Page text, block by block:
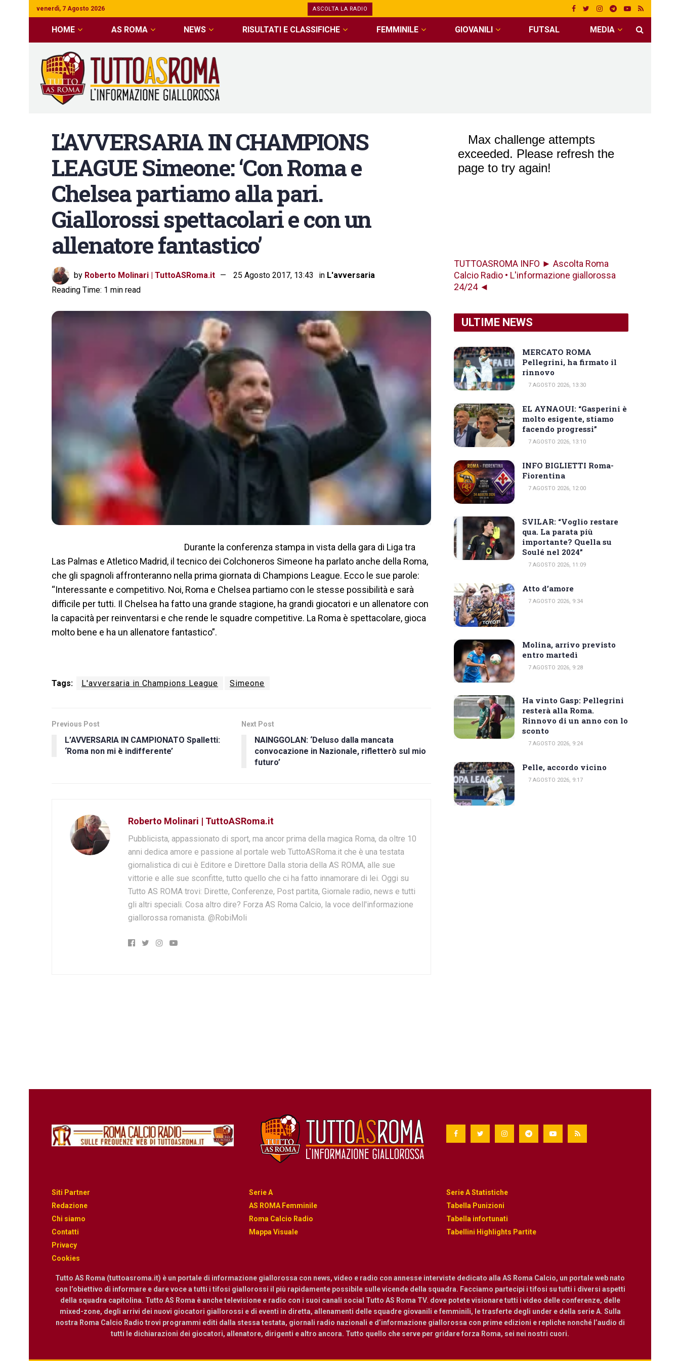
venerdì, 7 Agosto 2026 ASCOLTA LA RADIO
HOME AS ROMA NEWS RISULTATI E CLASSIFICHE FEMMINILE GIOVANILI FUTSAL MEDIA
L’AVVERSARIA IN CHAMPIONS
LEAGUE Simeone: ‘Con Roma e
Chelsea partiamo alla pari.
Giallorossi spettacolari e con un
allenatore fantastico’
by Roberto Molinari | TuttoASRoma.it 25 Agosto 2017, 13:43 in L'avversaria
Reading Time: 1 min read
Durante la conferenza stampa in vista della gara di Liga tra
Las Palmas e Atletico Madrid, il tecnico dei Colchoneros Simeone ha parlato anche della Roma,
che gli spagnoli affronteranno nella prima giornata di Champions League. Ecco le sue parole:
“Interessante e competitivo. Noi, Roma e Chelsea partiamo con le stesse possibilità e sarà
difficile per tutti. Il Chelsea ha fatto una grande stagione, ha grandi giocatori e un allenatore con
la capacità per reinventarsi e che rende le squadre competitive. La Roma è spettacolare, gioca
molto bene e ha un allenatore fantastico”.
Tags: L'avversaria in Champions League Simeone
Previous Post
L’AVVERSARIA IN CAMPIONATO Spalletti:
‘Roma non mi è indifferente’
Next Post
NAINGGOLAN: ‘Deluso dalla mancata
convocazione in Nazionale, rifletterò sul mio
futuro’
Roberto Molinari | TuttoASRoma.it
Pubblicista, appassionato di sport, ma ancor prima della magica Roma, da oltre 10
anni dedica amore e passione al portale web TuttoASRoma.it che è una testata
giornalistica di cui è Editore e Direttore Dalla storia della AS ROMA, alle sue
vittorie e alle sue sconfitte, tutto quello che ci ha fatto innamorare di lei. Oggi su
Tutto AS ROMA trovi: Dirette, Conferenze, Post partita, Giornale radio, news e tutti
gli altri speciali. Cosa altro dire? Forza AS Roma Calcio, la voce dell'informazione
giallorossa romanista. @RobiMoli
TUTTOASROMA INFO ► Ascolta Roma
Calcio Radio • L'informazione giallorossa
24/24 ◄
ULTIME NEWS
MERCATO ROMA
Pellegrini, ha firmato il
rinnovo
7 AGOSTO 2026, 13:30
EL AYNAOUI: “Gasperini è
molto esigente, stiamo
facendo progressi”
7 AGOSTO 2026, 13:10
INFO BIGLIETTI Roma-
Fiorentina
7 AGOSTO 2026, 12:00
SVILAR: “Voglio restare
qua. La parata più
importante? Quella su
Soulé nel 2024”
7 AGOSTO 2026, 11:09
Atto d’amore
7 AGOSTO 2026, 9:34
Molina, arrivo previsto
entro martedì
7 AGOSTO 2026, 9:28
Ha vinto Gasp: Pellegrini
resterà alla Roma.
Rinnovo di un anno con lo
sconto
7 AGOSTO 2026, 9:24
Pelle, accordo vicino
7 AGOSTO 2026, 9:17
Siti Partner
Redazione
Chi siamo
Contatti
Privacy
Cookies
Serie A
AS ROMA Femminile
Roma Calcio Radio
Mappa Visuale
Serie A Statistiche
Tabella Punizioni
Tabella infortunati
Tabellini Highlights Partite
Tutto AS Roma (tuttoasroma.it) è un portale di informazione giallorossa con news, video e radio con annesse interviste dedicato alla AS Roma Calcio, un portale web nato
con l’obiettivo di informare e dare voce a tutti i tifosi giallorossi il più rapidamente possibile sulle vicende della squadra. Facciamo partecipi i tifosi su tutti i diversi aspetti
della squadra capitolina. Tutto AS Roma è anche televisione e radio con i suoi canali social Tutto AS Roma TV. dove potete visionare tutti i video delle conferenze, delle
mixed-zone, degli arrivi dei nuovi giocatori giallorossi e di eventi in diretta, allenamenti delle squadre giovanili e femminili, le trasferte degli under e della serie A. Sulla
nostra Roma Calcio Radio trovi programmi editi dalla stessa testata, giornali radio nazionali e d’informazione giallorossa con prime edizioni e repliche nonché l’audio di
tutti le dichiarazioni dei giocatori, allenatore, dirigenti e altro ancora. Tutto quello che serve per gridare forza Roma, sei nei nostri cuori.